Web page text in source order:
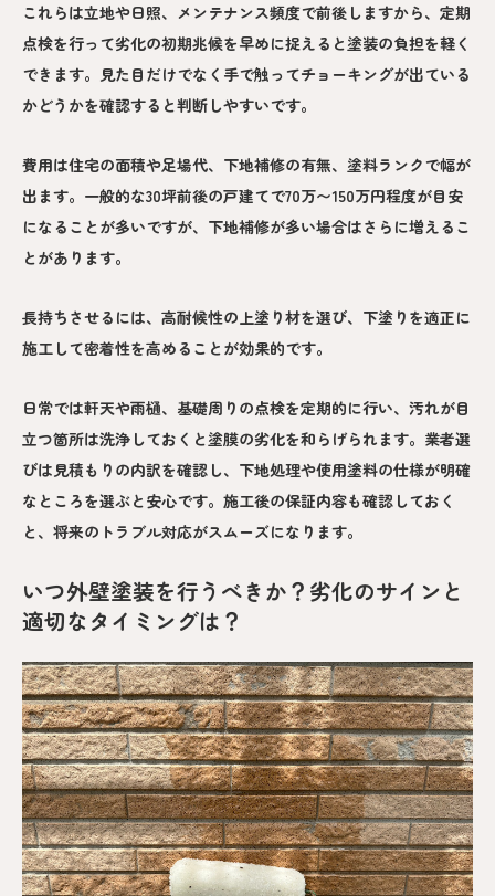
これらは立地や日照、メンテナンス頻度で前後しますから、定期
点検を行って劣化の初期兆候を早めに捉えると塗装の負担を軽く
できます。見た目だけでなく手で触ってチョーキングが出ている
かどうかを確認すると判断しやすいです。
費用は住宅の面積や足場代、下地補修の有無、塗料ランクで幅が
出ます。一般的な30坪前後の戸建てで70万〜150万円程度が目安
になることが多いですが、下地補修が多い場合はさらに増えるこ
とがあります。
長持ちさせるには、高耐候性の上塗り材を選び、下塗りを適正に
施工して密着性を高めることが効果的です。
日常では軒天や雨樋、基礎周りの点検を定期的に行い、汚れが目
立つ箇所は洗浄しておくと塗膜の劣化を和らげられます。業者選
びは見積もりの内訳を確認し、下地処理や使用塗料の仕様が明確
なところを選ぶと安心です。施工後の保証内容も確認しておく
と、将来のトラブル対応がスムーズになります。
いつ外壁塗装を行うべきか？劣化のサインと
適切なタイミングは？